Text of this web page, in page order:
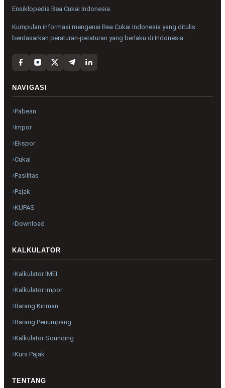
Ensiklopedia Bea Cukai Indonesia
Kumpulan informasi mengenai Bea Cukai Indonesia yang ditulis
berdasarkan peraturan-peraturan yang berlaku di Indonesia.
NAVIGASI
Pabean
Impor
Ekspor
Cukai
Fasilitas
Pajak
KUPAS
Download
KALKULATOR
Kalkulator IMEI
Kalkulator Impor
Barang Kiriman
Barang Penumpang
Kalkulator Sounding
Kurs Pajak
TENTANG